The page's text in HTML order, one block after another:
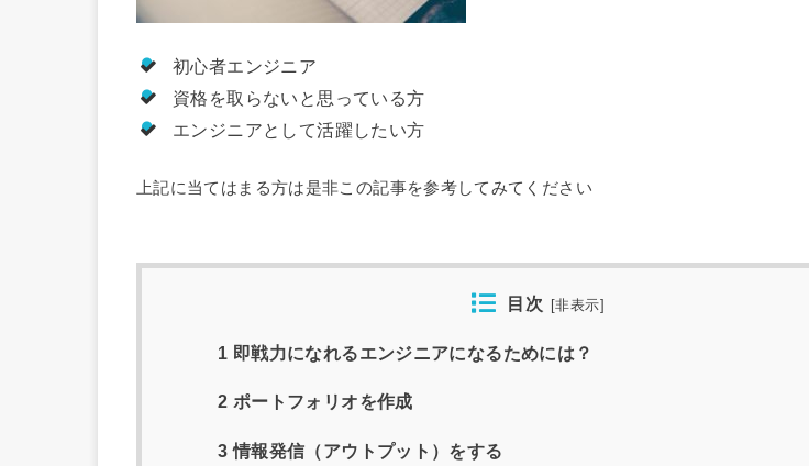
初心者エンジニア
資格を取らないと思っている方
エンジニアとして活躍したい方
上記に当てはまる方は是非この記事を参考してみてください
目次 [非表示
1 即戦力になれるエンジニアになるためには？
2 ポートフォリオを作成
3 情報発信（アウトプット）をする